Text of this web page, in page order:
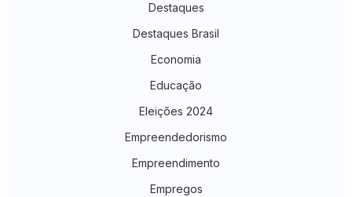
Destaques
Destaques Brasil
Economia
Educação
Eleições 2024
Empreendedorismo
Empreendimento
Empregos